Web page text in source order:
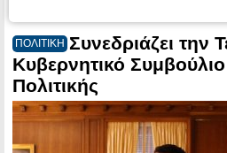
ΠΟΛΙΤΙΚΗ Συνεδριάζει την
Κυβερνητικό
Πολιτικής